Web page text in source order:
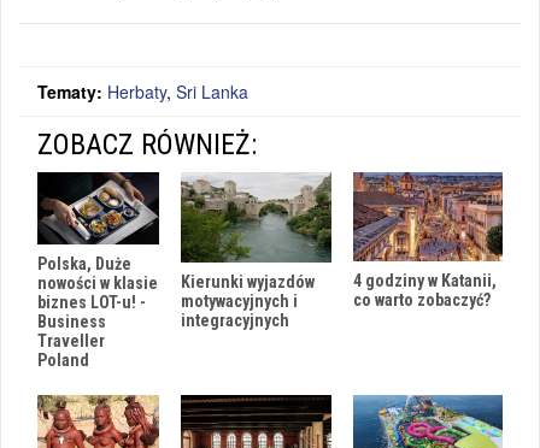
Tematy: Herbaty, Sri Lanka
ZOBACZ RÓWNIEŻ:
Polska, Duże
nowości w klasie
biznes LOT-u! -
Business
Traveller
Poland
Kierunki wyjazdów
motywacyjnych i
integracyjnych
4 godziny w Katanii,
co warto zobaczyć?